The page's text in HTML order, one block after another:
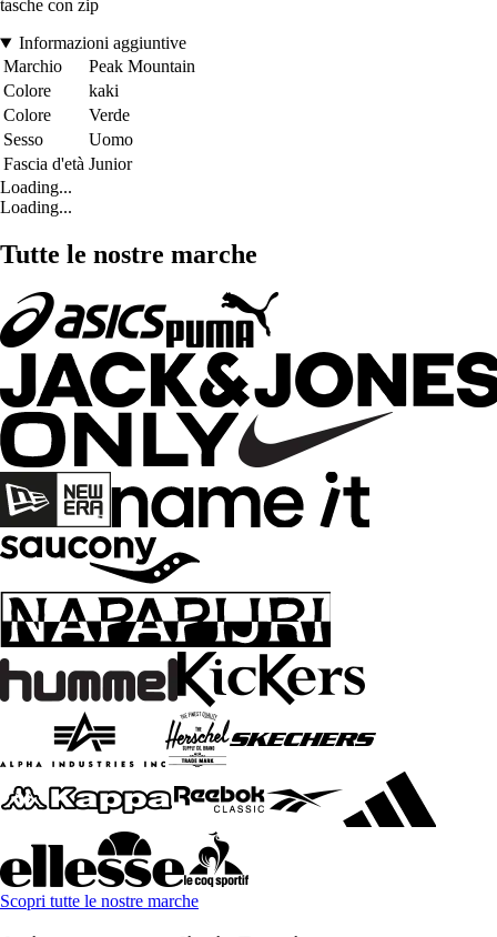
tasche con zip
Informazioni aggiuntive
Marchio
Peak Mountain
Colore
kaki
Colore
Verde
Sesso
Uomo
Fascia d'età Junior
Loading...
Loading...
Tutte le nostre marche
Scopri tutte le nostre marche